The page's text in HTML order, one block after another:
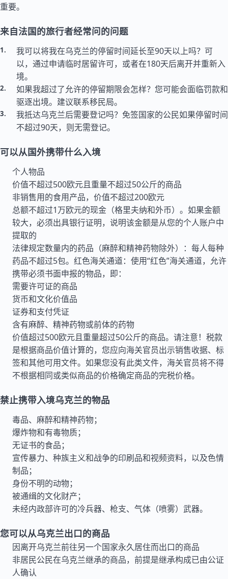
重要。
来自法国的旅行者经常问的问题
我可以将我在乌克兰的停留时间延长至90天以上吗？可
以，通过申请临时居留许可，或者在180天后离开并重新入
境。
如果我超过了允许的停留期限会怎样？您可能会面临罚款和
驱逐出境。建议联系移民局。
我抵达乌克兰后需要登记吗？免签国家的公民如果停留时间
不超过90天，则无需登记。
可以从国外携带什么入境
个人物品
价值不超过500欧元且重量不超过50公斤的商品
非销售用的食用产品，价值不超过200欧元
总额不超过1万欧元的现金（格里夫纳和外币）。如果金额
较大，必须出具银行证明，说明该金额是从您的个人账户中
提取的
法律规定数量内的药品（麻醉和精神药物除外）：每人每种
药品不超过5包。红色海关通道：使用“红色”海关通道，允许
携带必须书面申报的物品，即：
需要许可证的商品
货币和文化价值品
证券和支付凭证
含有麻醉、精神药物或前体的药物
价值超过500欧元且重量超过50公斤的商品。请注意！税款
是根据商品价值计算的，您应向海关官员出示销售收据、标
签和其他可用文件。如果您没有此类文件，海关官员将不得
不根据相同或类似商品的价格确定商品的完税价格。
禁止携带入境乌克兰的物品
毒品、麻醉和精神药物；
爆炸物和有毒物质；
无证书的食品；
宣传暴力、种族主义和战争的印刷品和视频资料，以及色情
制品；
身份不明的动物；
被通缉的文化财产；
未经内政部许可的冷兵器、枪支、气体（喷雾）武器。
您可以从乌克兰出口的商品
因离开乌克兰前往另一个国家永久居住而出口的商品
非居民公民在乌克兰继承的商品，前提是继承构成已由公证
人确认